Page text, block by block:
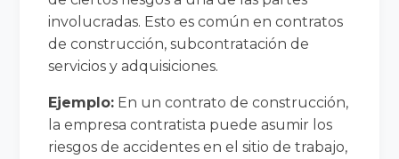
involucradas. Esto es común en contratos
de construcción, subcontratación de
servicios y adquisiciones.
Ejemplo: En un contrato de construcción,
la empresa contratista puede asumir los
riesgos de accidentes en el sitio de trabajo,